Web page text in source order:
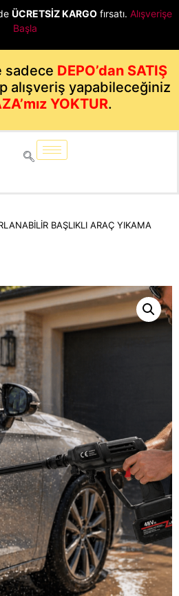
ÜCRETSİZ KARGO fırsatı. Alışverişe
Başla
sadece DEPO’dan SATIŞ
alışveriş yapabileceğiniz
YOKTUR.
BAŞLIKLI ARAÇ YIKAMA